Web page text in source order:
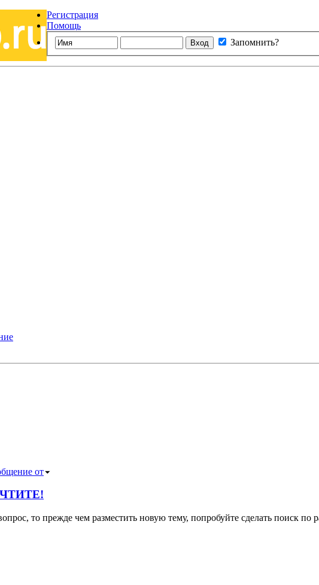
Регистрация
Помощь
Запомнить?
от
то прежде чем разместить новую тему, попробуйте сделать поиск по